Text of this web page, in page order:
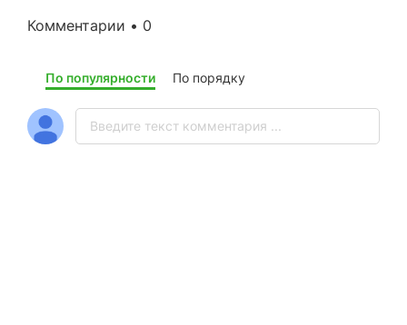
Комментарии • 0
По популярности По порядку